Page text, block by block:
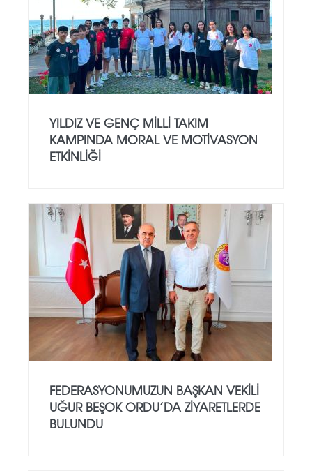
YILDIZ VE GENÇ MILLI TAKIM
KAMPINDA MORAL VE MOTIVASYON
ETKINLIĞI
FEDERASYONUMUZUN BAŞKAN VEKILI
UĞUR BEŞOK ORDU’DA ZIYARETLERDE
BULUNDU